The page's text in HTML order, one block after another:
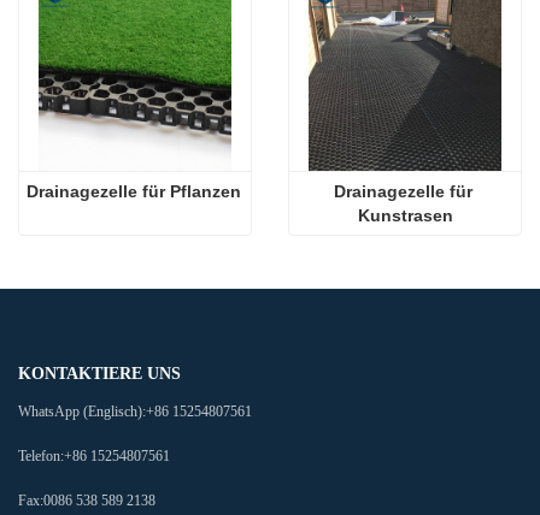
Drainagezelle für Pflanzen
Drainagezelle für
Kunstrasen
KONTAKTIERE UNS
WhatsApp (Englisch):+86 15254807561
Telefon:+86 15254807561
Fax:0086 538 589 2138